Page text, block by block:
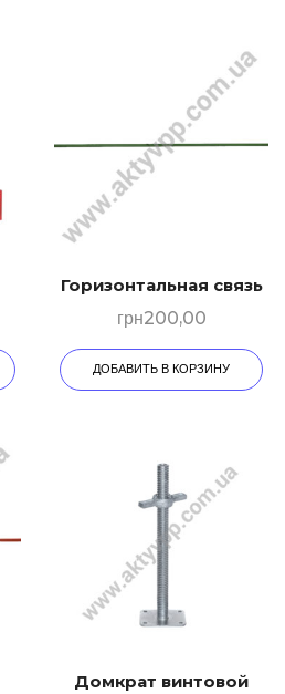
Горизонтальная связь
грн200,00
ДОБАВИТЬ В КОРЗИНУ
Домкрат винтовой